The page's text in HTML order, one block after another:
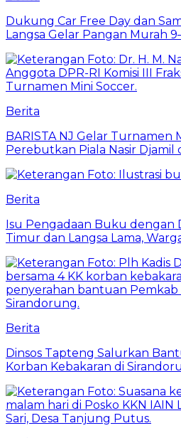
Dukung Car Free Day dan
Langsa Gelar Pangan Murah
Berita
BARISTA NJ Gelar Turnamen
Perebutkan Piala Nasir Djamil
Berita
Isu Pengadaan Buku dengan
Timur dan Langsa Lama,
Berita
Dinsos Tapteng Salurkan
Korban Kebakaran di